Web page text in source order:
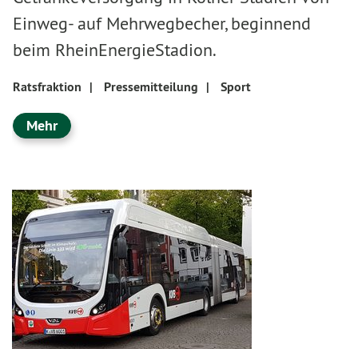
Einweg- auf Mehrwegbecher, beginnend
beim RheinEnergieStadion.
Ratsfraktion | Pressemitteilung | Sport
Mehr